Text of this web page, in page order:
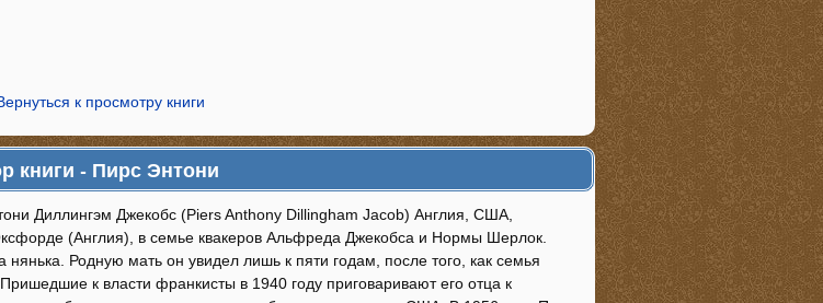
к просмотру книги
книги - Пирс Энтони
Диллингэм Джекобс (Piers Anthony Dillingham Jacob) Англия, США,
(Англия), в семье квакеров Альфреда Джекобса и Нормы Шерлок.
Родную мать он увидел лишь к пяти годам, после того, как семья
к власти франкисты в 1940 году приговаривают его отца к